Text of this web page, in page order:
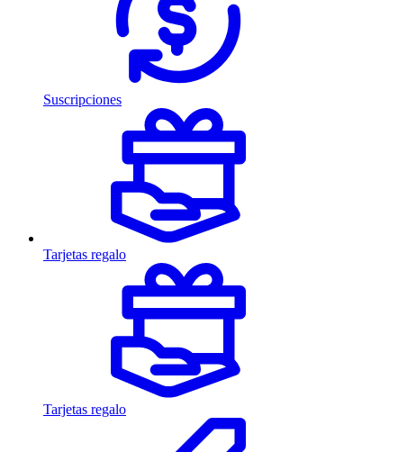
Suscripciones
Tarjetas regalo
Tarjetas regalo